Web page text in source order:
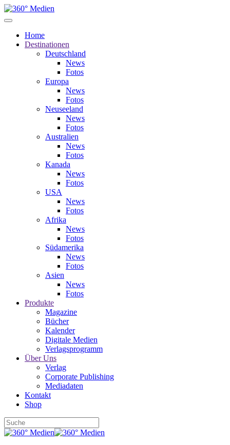
Home
Destinationen
Deutschland
News
Fotos
Europa
News
Fotos
Neuseeland
News
Fotos
Australien
News
Fotos
Kanada
News
Fotos
USA
News
Fotos
Afrika
News
Fotos
Südamerika
News
Fotos
Asien
News
Fotos
Produkte
Magazine
Bücher
Kalender
Digitale Medien
Verlagsprogramm
Über Uns
Verlag
Corporate Publishing
Mediadaten
Kontakt
Shop